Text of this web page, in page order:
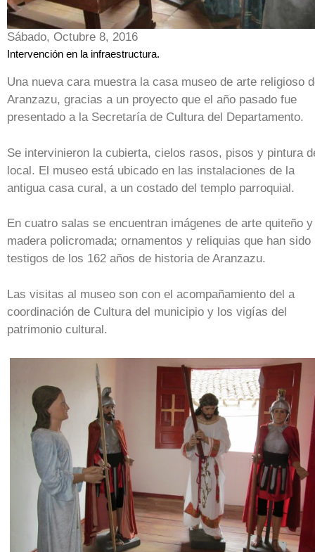
Sábado, Octubre 8, 2016
Intervención en la infraestructura.
Una nueva cara muestra la casa museo de arte religioso
Aranzazu, gracias a un proyecto que el año pasado fue
presentado a la Secretaría de Cultura del Departamento.
Se intervinieron la cubierta, cielos rasos, pisos y pintura
local. El museo está ubicado en las instalaciones de la
antigua casa cural, a un costado del templo parroquial.
En cuatro salas se encuentran imágenes de arte quiteño y
madera policromada; ornamentos y reliquias que han sido
testigos de los 162 años de historia de Aranzazu.
Las visitas al museo son con el acompañamiento del a
coordinación de Cultura del municipio y los vigías del
patrimonio cultural.